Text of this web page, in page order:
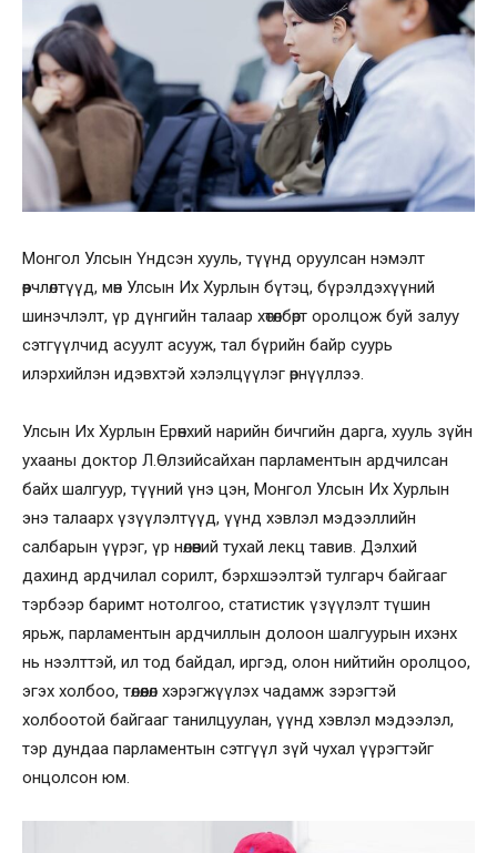
Монгол Улсын Үндсэн хууль, түүнд оруулсан нэмэлт
өөрчлөлтүүд, мөн Улсын Их Хурлын бүтэц, бүрэлдэхүүний
шинэчлэлт, үр дүнгийн талаар хөтөлбөрт оролцож буй залуу
сэтгүүлчид асуулт асууж, тал бүрийн байр суурь
илэрхийлэн идэвхтэй хэлэлцүүлэг өрнүүллээ.
Улсын Их Хурлын Ерөнхий нарийн бичгийн дарга, хууль зүйн
ухааны доктор Л.Өлзийсайхан парламентын ардчилсан
байх шалгуур, түүний үнэ цэн, Монгол Улсын Их Хурлын
энэ талаарх үзүүлэлтүүд, үүнд хэвлэл мэдээллийн
салбарын үүрэг, үр нөлөөний тухай лекц тавив. Дэлхий
дахинд ардчилал сорилт, бэрхшээлтэй тулгарч байгааг
тэрбээр баримт нотолгоо, статистик үзүүлэлт түшин
ярьж, парламентын ардчиллын долоон шалгуурын ихэнх
нь нээлттэй, ил тод байдал, иргэд, олон нийтийн оролцоо,
эгэх холбоо, төлөөлөл хэрэгжүүлэх чадамж зэрэгтэй
холбоотой байгааг танилцуулан, үүнд хэвлэл мэдээлэл,
тэр дундаа парламентын сэтгүүл зүй чухал үүрэгтэйг
онцолсон юм.